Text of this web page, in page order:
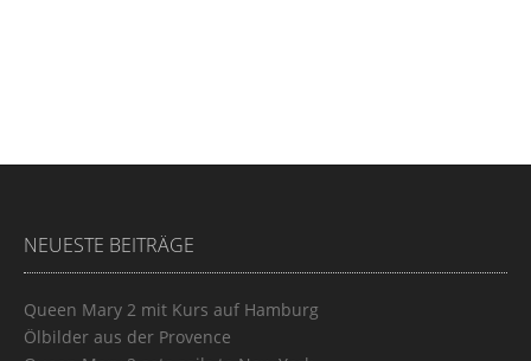
NEUESTE BEITRÄGE
Queen Mary 2 mit Kurs auf Hamburg
Ölbilder aus der Provence